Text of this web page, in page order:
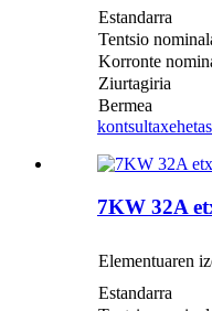
Estandarra
Tentsio
Korronte
Ziurtagiria
Bermea
kontsulta
7KW 32A
Elementuaren
Estandarra